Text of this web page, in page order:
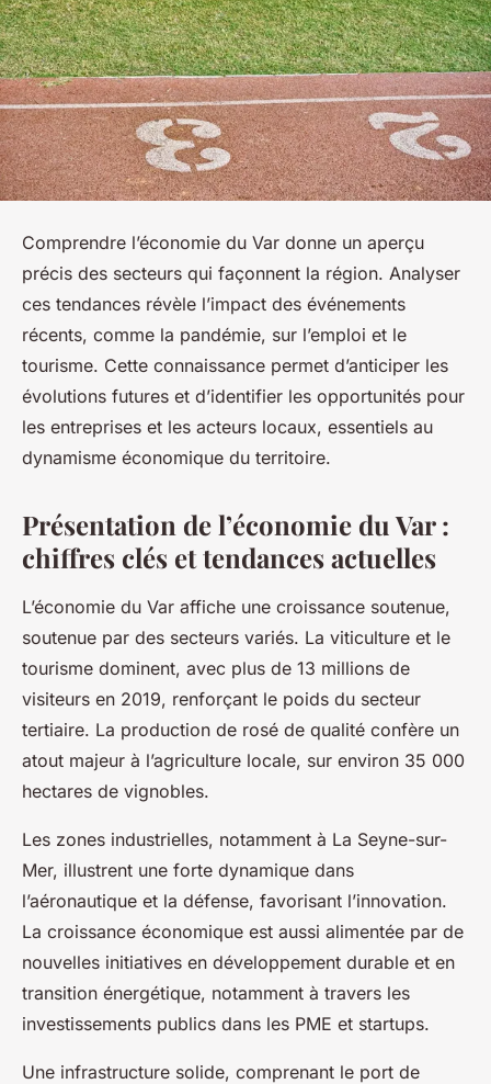
Comprendre l’économie du Var donne un aperçu
précis des secteurs qui façonnent la région. Analyser
ces tendances révèle l’impact des événements
récents, comme la pandémie, sur l’emploi et le
tourisme. Cette connaissance permet d’anticiper les
évolutions futures et d’identifier les opportunités pour
les entreprises et les acteurs locaux, essentiels au
dynamisme économique du territoire.
Présentation de l’économie du Var :
chiffres clés et tendances actuelles
L’économie du Var affiche une croissance soutenue,
soutenue par des secteurs variés. La viticulture et le
tourisme dominent, avec plus de 13 millions de
visiteurs en 2019, renforçant le poids du secteur
tertiaire. La production de rosé de qualité confère un
atout majeur à l’agriculture locale, sur environ 35 000
hectares de vignobles.
Les zones industrielles, notamment à La Seyne-sur-
Mer, illustrent une forte dynamique dans
l’aéronautique et la défense, favorisant l’innovation.
La croissance économique est aussi alimentée par de
nouvelles initiatives en développement durable et en
transition énergétique, notamment à travers les
investissements publics dans les PME et startups.
Une infrastructure solide, comprenant le port de